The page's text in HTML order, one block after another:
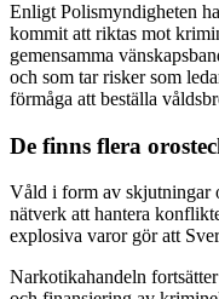
Enligt Polismyndigheten
kommit att riktas mot
gemensamma
och som tar risker som
förmåga att beställa
De finns flera
Våld i form av skjutningar
nätverk att hantera
explosiva varor gör att
Narkotikahandeln